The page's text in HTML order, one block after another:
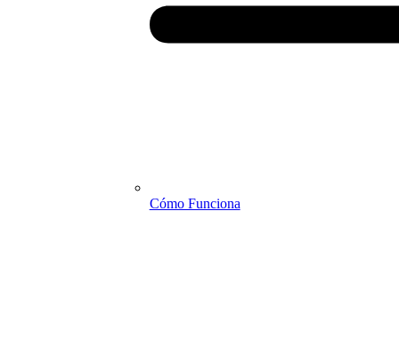
Cómo Funciona